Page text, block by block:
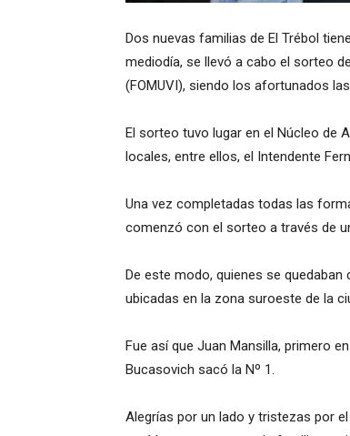
Dos nuevas familias de El Trébol
mediodía, se llevó a cabo el sorteo
(FOMUVI), siendo los afortunados
El sorteo tuvo lugar en el Núcleo de
locales, entre ellos, el Intendente
Una vez completadas todas las
comenzó con el sorteo a través de
De este modo, quienes se
ubicadas en la zona suroeste de la
Fue así que Juan Mansilla, primero
Bucasovich sacó la Nº 1.
Alegrías por un lado y tristezas por